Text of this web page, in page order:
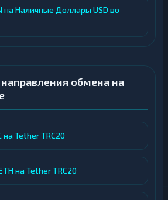
на Наличные Доллары USD во
обмена на
Tether TRC20
на Tether TRC20